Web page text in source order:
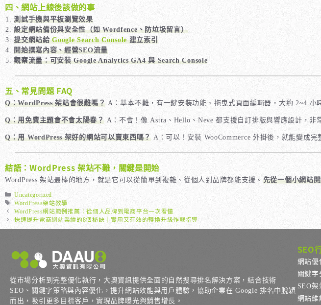
四、網站上線後該做的事
測試手機與平板瀏覽效果
設定網站備份與安全性（如 Wordfence、防垃圾留言）
提交網站給Google Search Console建立索引
開始撰寫內容、經營SEO流量
觀察流量：可安裝 Google Analytics GA4 與 Search Console
五、常見問題 FAQ
Q：WordPress 架站會很難嗎？ A：基本不難，有一鍵安裝功能、拖曳式頁面編輯器，大約 2~4 小
Q：用免費主題會不會太陽春？A：不會！像 Astra、Hello、Neve 都支援自訂排版與響應設計，非
Q：用 WordPress 架好的網站可以賣東西嗎？ A：可以！安裝 WooCommerce 外掛後，就能變成
結語：WordPress 架站不難，關鍵是開始
WordPress 架站最棒的地方，就是它可以從簡單到複雜、從個人到品牌都能支援。 先從一個小網站
分
類
Uncategorized
標
籤
WordPress架站教學
WordPress網站範例推薦：從個人品牌到電商平台一次看懂
快速提升電商網站業績的8個秘訣｜實用又有效的轉換升級作戰指導
從市場分析到完整優化執行，大奧資訊提供全面的自然搜尋排名解決方案，結合技術
SEO、關鍵字策略與內容優化，提升網站效能與用戶體驗，協助企業在 Google 排名中脫穎
而出，吸引更多目標客戶，實現品牌曝光與銷售增長。
SEO
網站優
關鍵字
SEO架
網站維